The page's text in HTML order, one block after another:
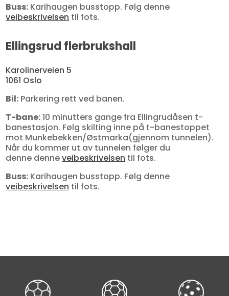
Buss: Karihaugen busstopp. Følg denne
veibeskrivelsen til fots.
Ellingsrud flerbrukshall
Karolinerveien 5
1061 Oslo
Bil: Parkering rett ved banen.
T-bane:10 minutters gange fra Ellingrudåsen t-
banestasjon. Følg skilting inne på t-banestoppet
mot Munkebekken/Østmarka(gjennom tunnelen).
Når du kommer ut av tunnelen følger du
denne denneveibeskrivelsen til fots.
Buss: Karihaugen busstopp. Følg denne
veibeskrivelsen til fots.